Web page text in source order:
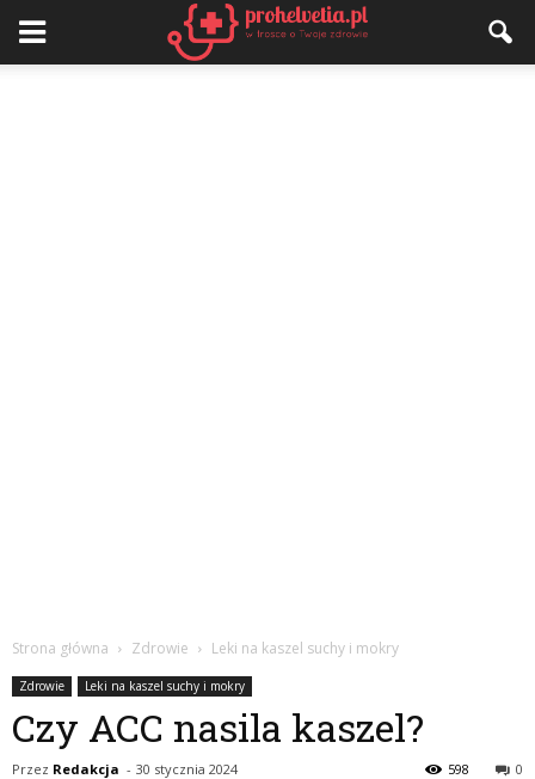
Strona główna Zdrowie Leki na kaszel suchy i mokry
Zdrowie Leki na kaszel suchy i mokry
Czy ACC nasila kaszel?
Przez Redakcja - 30 stycznia 2024 0
598